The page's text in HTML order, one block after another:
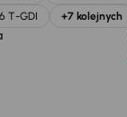
T-GDI +7 kolejnych